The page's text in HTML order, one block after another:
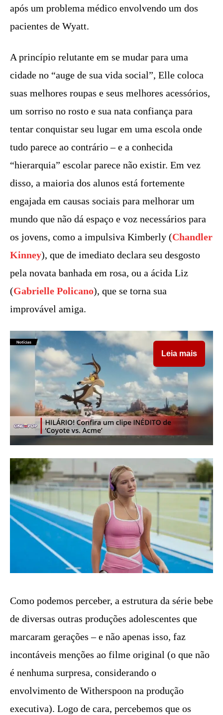
após um problema médico envolvendo um dos
pacientes de Wyatt.
A princípio relutante em se mudar para uma
cidade no “auge de sua vida social”, Elle coloca
suas melhores roupas e seus melhores acessórios,
um sorriso no rosto e sua nata confiança para
tentar conquistar seu lugar em uma escola onde
tudo parece ao contrário – e a conhecida
“hierarquia” escolar parece não existir. Em vez
disso, a maioria dos alunos está fortemente
engajada em causas sociais para melhorar um
mundo que não dá espaço e voz necessários para
os jovens, como a impulsiva Kimberly (Chandler
Kinney), que de imediato declara seu desgosto
pela novata banhada em rosa, ou a ácida Liz
(Gabrielle Policano), que se torna sua
improvável amiga.
Leia mais
Como podemos perceber, a estrutura da série bebe
de diversas outras produções adolescentes que
marcaram gerações – e não apenas isso, faz
incontáveis menções ao filme original (o que não
é nenhuma surpresa, considerando o
envolvimento de Witherspoon na produção
executiva). Logo de cara, percebemos que os